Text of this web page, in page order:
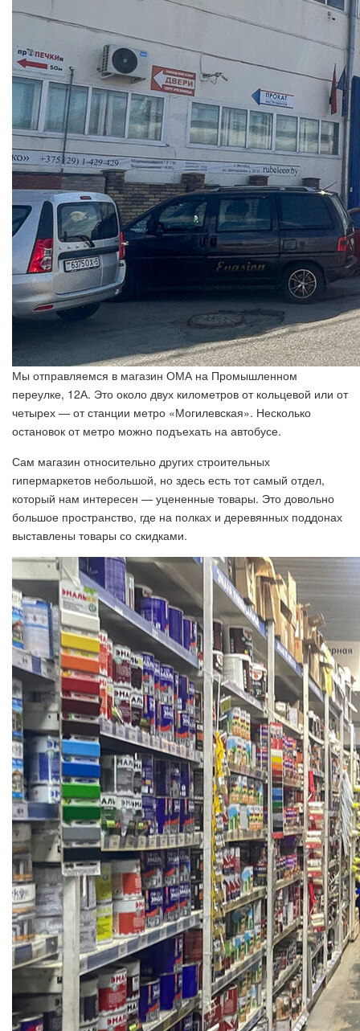
Мы отправляемся в магазин ОМА на Промышленном
переулке, 12А. Это около двух километров от кольцевой или от
четырех — от станции метро «Могилевская». Несколько
остановок от метро можно подъехать на автобусе.
Сам магазин относительно других строительных
гипермаркетов небольшой, но здесь есть тот самый отдел,
который нам интересен — уцененные товары. Это довольно
большое пространство, где на полках и деревянных поддонах
выставлены товары со скидками.